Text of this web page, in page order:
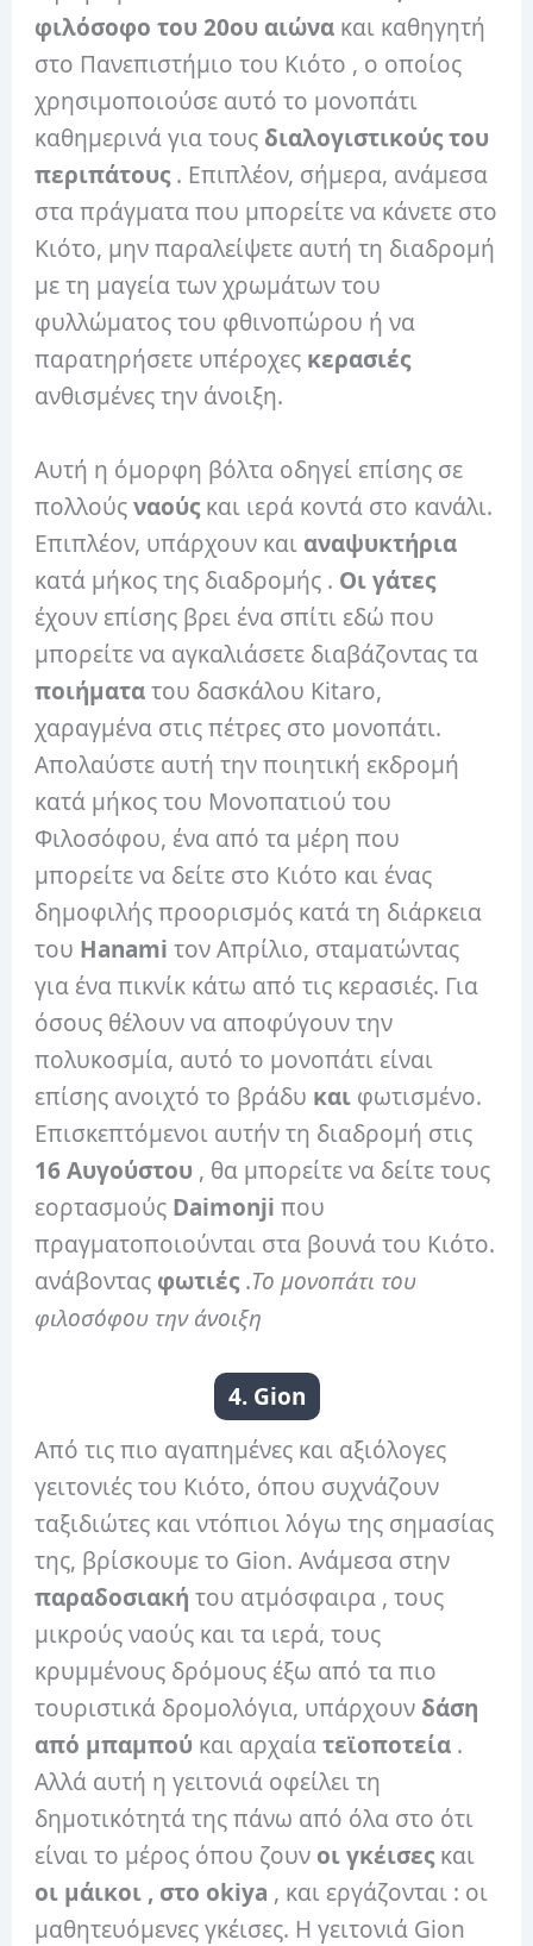
φιλόσοφοτου 20ου αιώνα και καθηγητή
στο Πανεπιστήμιο του Κιότο , ο οποίος
χρησιμοποιούσε αυτό το μονοπάτι
καθημερινά για τους διαλογιστικούς του
περιπάτους. Επιπλέον, σήμερα, ανάμεσα
στα πράγματα που μπορείτε να κάνετε στο
Κιότο, μην παραλείψετε αυτή τη διαδρομή
με τη μαγεία των χρωμάτων του
φυλλώματος του φθινοπώρου ή να
παρατηρήσετε υπέροχες κερασιές
ανθισμένες την άνοιξη.
Αυτή η όμορφη βόλτα οδηγεί επίσης σε
πολλούςναούςκαι ιερά κοντά στο κανάλι.
Επιπλέον, υπάρχουν και αναψυκτήρια
κατά μήκος της διαδρομής . Οι γάτες
έχουν επίσης βρει ένα σπίτι εδώ που
μπορείτε να αγκαλιάσετε διαβάζοντας τα
ποιήματατου δασκάλου Kitaro,
χαραγμένα στις πέτρες στο μονοπάτι.
Απολαύστε αυτή την ποιητική εκδρομή
κατά μήκος του Μονοπατιού του
Φιλοσόφου, ένα από τα μέρη που
μπορείτε να δείτε στο Κιότο και ένας
δημοφιλής προορισμός κατά τη διάρκεια
του Hanami τον Απρίλιο, σταματώντας
για ένα πικνίκ κάτω από τις κερασιές. Για
όσους θέλουν να αποφύγουν την
πολυκοσμία, αυτό το μονοπάτι είναι
επίσης ανοιχτό το βράδυ και φωτισμένο.
Επισκεπτόμενοι αυτήν τη διαδρομή στις
16 Αυγούστου , θα μπορείτε να δείτε τους
εορτασμούς Daimonji που
πραγματοποιούνται στα βουνά του Κιότο.
ανάβοντας φωτιές.Το μονοπάτι του
φιλοσόφου την άνοιξη
4. Gion
Από τις πιο αγαπημένες και αξιόλογες
γειτονιές του Κιότο, όπου συχνάζουν
ταξιδιώτες και ντόπιοι λόγω της σημασίας
της, βρίσκουμε το Gion. Ανάμεσα στην
παραδοσιακή του ατμόσφαιρα , τους
μικρούς ναούς και τα ιερά, τους
κρυμμένους δρόμους έξω από τα πιο
τουριστικά δρομολόγια, υπάρχουν δάση
από μπαμπού και αρχαίατεϊοποτεία .
Αλλά αυτή η γειτονιά οφείλει τη
δημοτικότητά της πάνω από όλα στο ότι
είναι το μέρος όπου ζουν οι γκέισεςκαι
οι μάικοι , στο okiya , και εργάζονται : οι
μαθητευόμενες γκέισες. Η γειτονιά Gion